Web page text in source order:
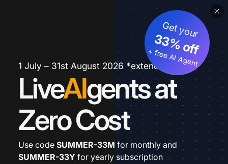
1 July – 31st August 2026 *extended
LiveAIgents at
Zero Cost
Get your
33% off
+ free AI Agent
Use code SUMMER-33M for monthly and
SUMMER-33Y for yearly subscription